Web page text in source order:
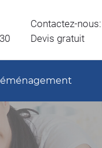
Contactez-nous:
Devis gratuit